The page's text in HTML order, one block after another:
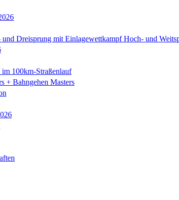
und Dreisprung mit Einlagewettkampf Hoch- und
100km-Straßenlauf
+ Bahngehen Masters